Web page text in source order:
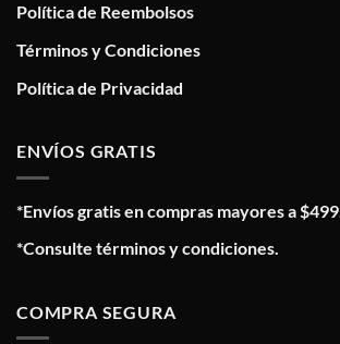
Política de Reembolsos
Términos y Condiciones
Política de Privacidad
ENVÍOS GRATIS
*Envíos gratis en compras mayores a $499.
*Consulte términos y condiciones.
COMPRA SEGURA